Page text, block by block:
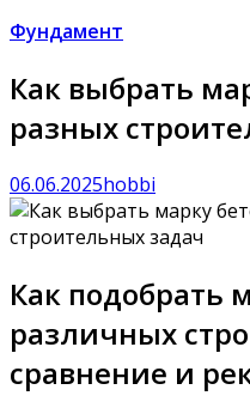
Фундамент
Как выбрать
разных
06.06.2025hobbi
Как подобрать
различных
сравнение и